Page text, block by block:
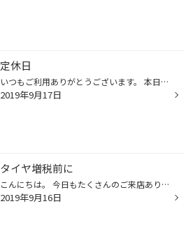
定休日
いつもご利用ありがとうございます。 本日９月１７日は店舗定休日となっております。 ご不便をおかけしますが宜しくお願い致します。
2019年9月17日
タイヤ増税前に
こんにちは。 今日もたくさんのご来店ありがとうございます。 ご来店頂きましたお客様のほとんどが「スタッドレスタイヤ」購入でした。 今月になって増税前に今年必要なスタッドレスタイヤの購入や 来年必要な「夏タイヤ」を一緒に購入して頂いているお客様もいます。
2019年9月16日